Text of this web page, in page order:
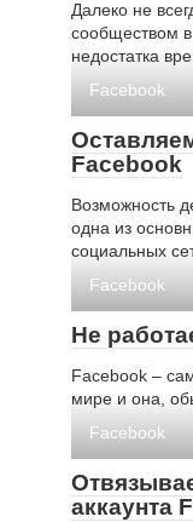
Далеко не
сообществом
недостатка
Facebook
Facebook
Возможность
одна из
социальных
Facebook
Не
Facebook –
мире и она,
Facebook
аккаунта